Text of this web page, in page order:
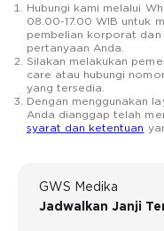
Hubungi kami melalui
08.00-17.00 WIB untuk
pembelian korporat dan
pertanyaan Anda.
Silakan melakukan
care atau hubungi
yang tersedia.
Dengan menggunakan
Anda dianggap telah
syarat dan ketentuan
GWS Medika
Jadwalkan Janji